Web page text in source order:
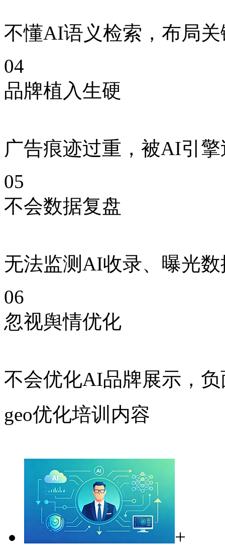
不懂AI语义检索，布局
04
品牌植入生硬
广告痕迹过重，被AI引
05
不会数据复盘
无法监测AI收录、曝光
06
忽视舆情优化
不会优化AI品牌展示，
geo优化培训内容
+